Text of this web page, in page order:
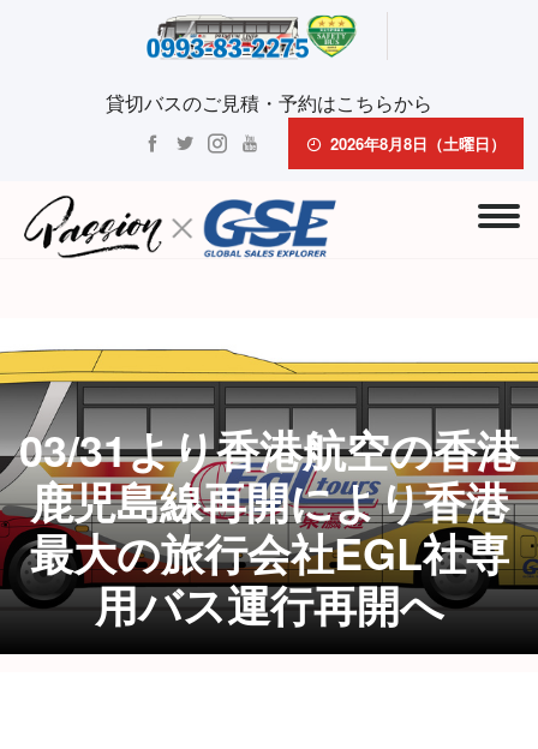
貸切バスのご見積・予約はこちらから
2026年8月8日（土曜日）
03/31より香港航空の香港
鹿児島線再開により香港
最大の旅行会社EGL社専
用バス運行再開へ